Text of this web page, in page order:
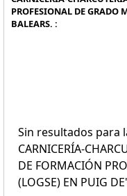
PROFESIONAL DE GRADO
BALEARS. :
Sin resultados para
CARNICERÍA-
DE FORMACIÓN
(LOGSE) EN PUIG